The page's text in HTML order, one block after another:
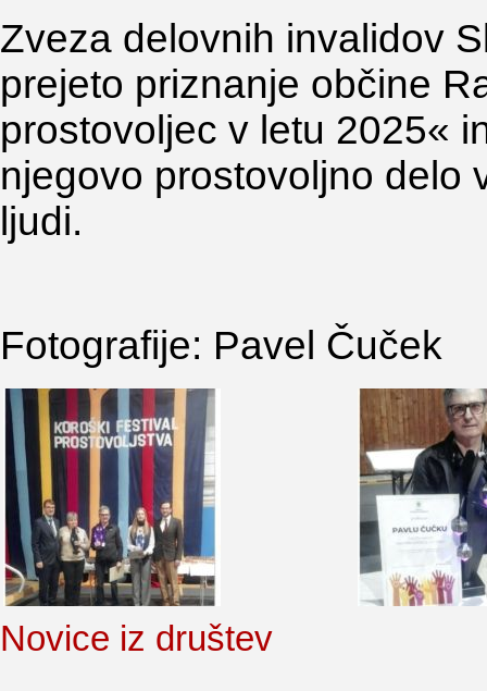
Zveza delovnih invalidov
prejeto priznanje občine
prostovoljec v letu 2025«
njegovo prostovoljno delo
ljudi.
Fotografije: Pavel Čuček
Novice iz društev